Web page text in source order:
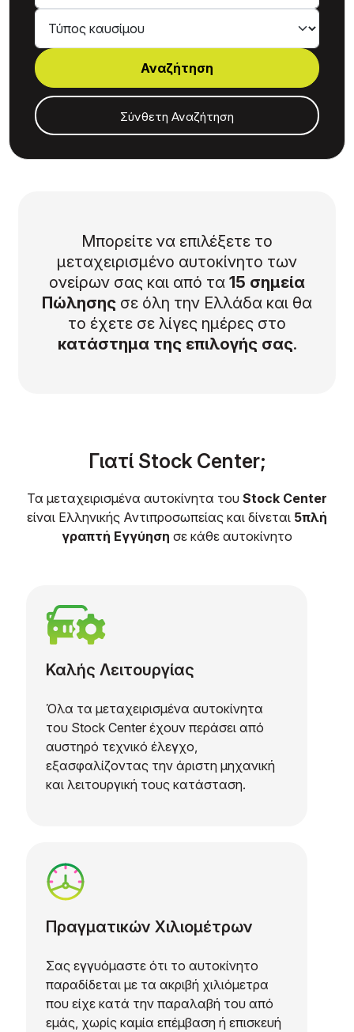
Τύπος καυσίμου
Σύνθετη Αναζήτηση
Μπορείτε να επιλέξετε το
μεταχειρισμένο αυτοκίνητο των
ονείρων σας και από τα 15 σημεία
Πώλησης σε όλη την Ελλάδα και θα
το έχετε σε λίγες ημέρες στο
κατάστημα της επιλογής σας.
Γιατί Stock Center;
Τα μεταχειρισμένα αυτοκίνητα του Stock Center
είναι Ελληνικής Αντιπροσωπείας και δίνεται 5πλή
γραπτή Εγγύηση σε κάθε αυτοκίνητο
Καλής Λειτουργίας
Όλα τα μεταχειρισμένα αυτοκίνητα
του Stock Center έχουν περάσει από
αυστηρό τεχνικό έλεγχο,
εξασφαλίζοντας την άριστη μηχανική
και λειτουργική τους κατάσταση.
Πραγματικών Χιλιομέτρων
Σας εγγυόμαστε ότι το αυτοκίνητο
παραδίδεται με τα ακριβή χιλιόμετρα
που είχε κατά την παραλαβή του από
εμάς, χωρίς καμία επέμβαση ή επισκευή